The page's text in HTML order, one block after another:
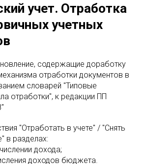
учет. Отработка
учетных
содержащие доработку
отработки документов в
словарей "Типовые
отработки", к редакции ПП
"Отработать в учете" / "Снять
в разделах:
дохода;
доходов бюджета.